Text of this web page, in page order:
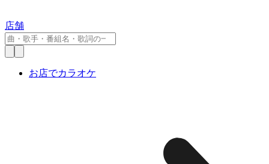
店舗
お店でカラオケ